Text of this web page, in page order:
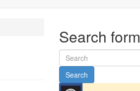
Search form
Search